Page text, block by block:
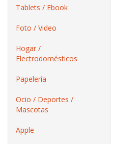
Tablets / Ebook
Foto / Video
Hogar /
Electrodomésticos
Papelería
Ocio / Deportes /
Mascotas
Apple